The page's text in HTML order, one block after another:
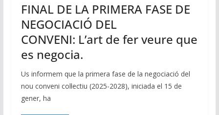
FINAL DE LA PRIMERA FASE DE
NEGOCIACIÓ DEL
CONVENI: L’art de fer veure que
es negocia.
Us informem que la primera fase de la negociació del
nou conveni col·lectiu (2025-2028), iniciada el 15 de
gener, ha